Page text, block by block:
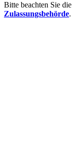
Bitte beachten Sie die
Zulassungsbehörde.